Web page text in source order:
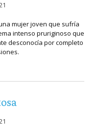
mujer joven que sufría
intenso pruriginoso que
desconocía por completo